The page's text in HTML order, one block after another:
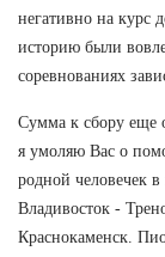
негативно на курс
историю были
соревнованиях
Сумма к сбору еще
я умоляю Вас о
родной человечек
Владивосток -
Краснокаменск.